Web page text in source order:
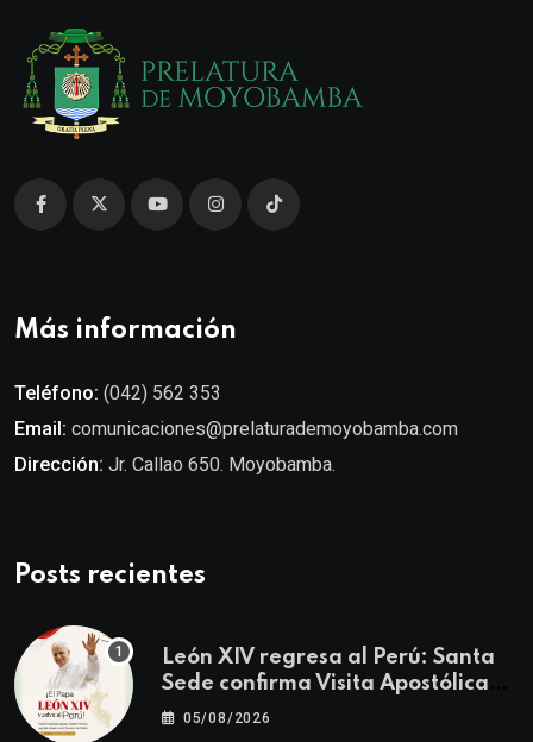
Más información
Teléfono: (042) 562 353
Email: comunicaciones@prelaturademoyobamba.com
Dirección: Jr. Callao 650. Moyobamba.
Posts recientes
León XIV regresa al Perú: Santa
Sede confirma Visita Apostólica
del 11 al 17 de noviembre
05/08/2026